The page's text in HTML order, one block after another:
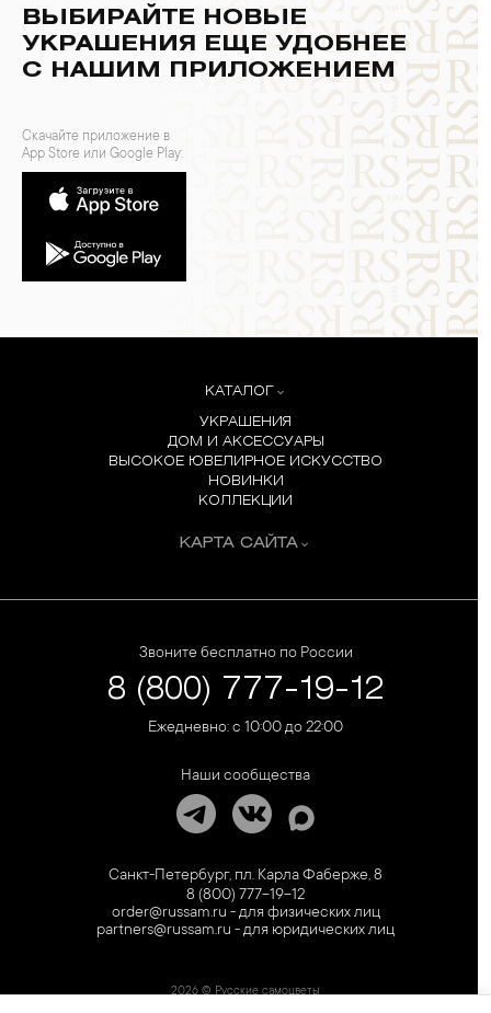
ВЫБИРАЙТЕ НОВЫЕ
УКРАШЕНИЯ ЕЩЕ УДОБНЕЕ
С НАШИМ ПРИЛОЖЕНИЕМ
Скачайте приложение в
App Store или Google Play:
КАТАЛОГ
УКРАШЕНИЯ
ДОМ И АКСЕССУАРЫ
ВЫСОКОЕ ЮВЕЛИРНОЕ ИСКУССТВО
НОВИНКИ
КОЛЛЕКЦИИ
КАРТА САЙТА
Звоните бесплатно по России
8 (800) 777-19-12
Ежедневно: с 10:00 до 22:00
Наши сообщества
Санкт-Петербург, пл. Карла Фаберже, 8
8 (800) 777-19-12
order@russam.ru - для физических лиц
partners@russam.ru - для юридических лиц
2026 © Русские самоцветы